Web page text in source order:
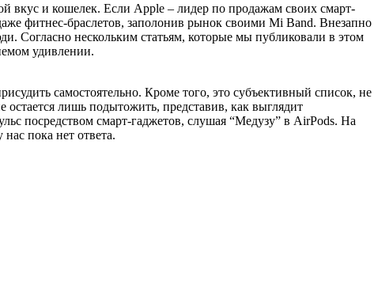
вкус и кошелек. Если Apple – лидер по продажам своих смарт-
фитнес-браслетов, заполонив рынок своими Mi Band. Внезапно
Согласно нескольким статьям, которые мы публиковали в этом
удивлении.
самостоятельно. Кроме того, это субъективный список, не
лишь подытожить, представив, как выглядит
посредством смарт-гаджетов, слушая “Медузу” в AirPods. На
пока нет ответа.